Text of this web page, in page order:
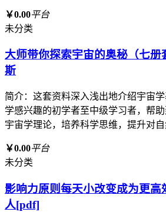
￥0.00平台
未分类
大师带你探索宇宙的奥秘（七册
斯
简介：这套资料深入浅出地介绍宇宙
学感兴趣的初学者至中级学习者，帮
宇宙学理论，培养科学思维，提升对自
￥0.00平台
未分类
影响力原则每天小改变成为更高
人[pdf]